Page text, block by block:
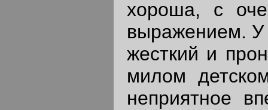
хороша, с
выражением. У
жесткий и
милом
неприятное